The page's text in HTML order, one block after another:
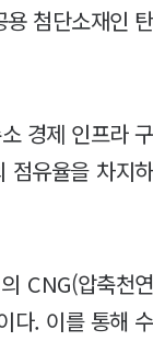
첨단소재인
경제 인프라
유율을 차지
CNG(압축천
다. 이를 통해